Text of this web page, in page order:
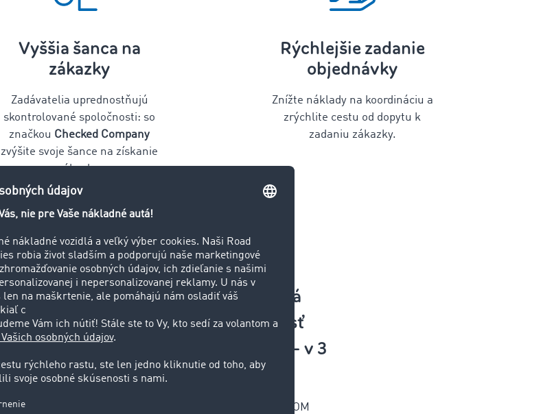
Vyššia šanca na
zákazky
Zadávatelia uprednostňujú
skontrolované spoločnosti: so
značkou Checked Company
zvýšite svoje šance na získanie
zákazky.
Rýchlejšie zadanie
objednávky
Znížte náklady na koordináciu a
zrýchlite cestu od dopytu k
zadaniu zákazky.
Ak ako skontrolovaná
prepravná spoločnosť
získať nové zákazky – v 3
krokoch
Zaregistrujte sa na TIMOCOM